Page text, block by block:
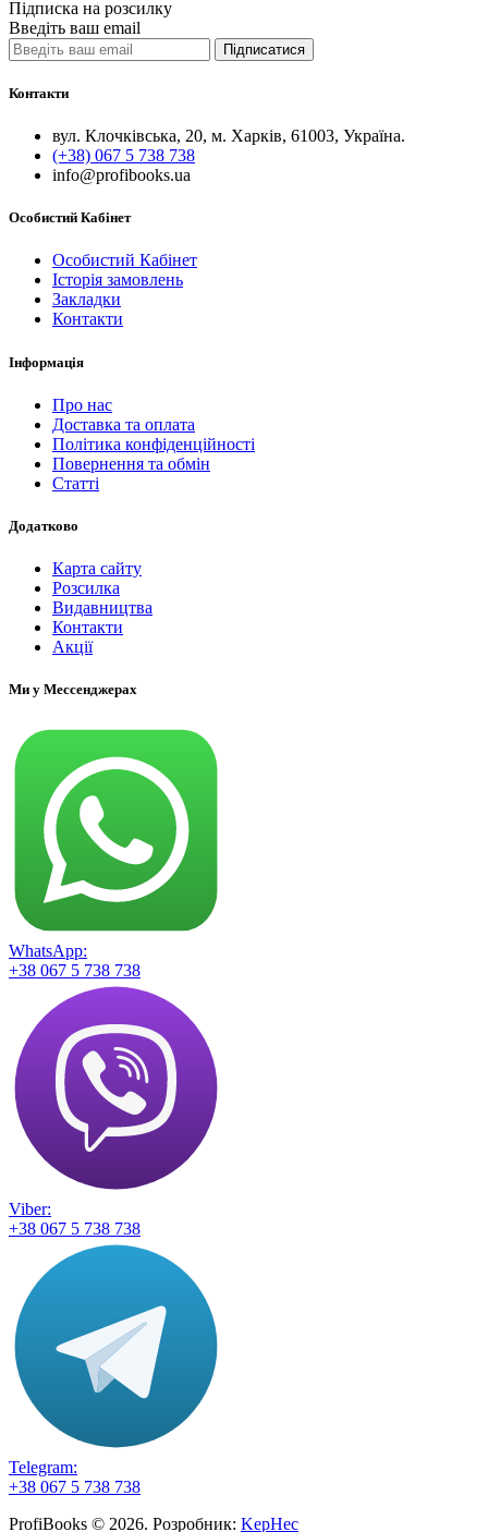
Підписка на розсилку
Введіть ваш email
Підписатися
Контакти
вул. Клочківська, 20, м. Харків, 61003, Україна.
(+38) 067 5 738 738
info@profibooks.ua
Особистий Кабінет
Особистий Кабінет
Історія замовлень
Закладки
Контакти
Інформація
Про нас
Доставка та оплата
Політика конфіденційності
Повернення та обмін
Статті
Додатково
Карта сайту
Розсилка
Видавництва
Контакти
Акції
Ми у Мессенджерах
WhatsApp:
+38 067 5 738 738
Viber:
+38 067 5 738 738
Telegram:
+38 067 5 738 738
ProfiBooks © 2026. Розробник: KepHec